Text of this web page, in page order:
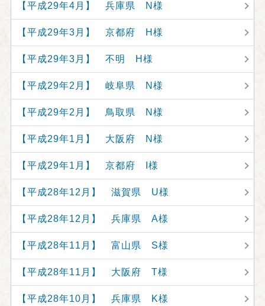
【平成29年4月】 兵庫県 N様
【平成29年3月】 京都府 H様
【平成29年3月】 不明 H様
【平成29年2月】 岐阜県 N様
【平成29年2月】 鳥取県 N様
【平成29年1月】 大阪府 N様
【平成29年1月】 京都府 I様
【平成28年12月】 滋賀県 U様
【平成28年12月】 兵庫県 A様
【平成28年11月】 富山県 S様
【平成28年11月】 大阪府 T様
【平成28年10月】 兵庫県 K様